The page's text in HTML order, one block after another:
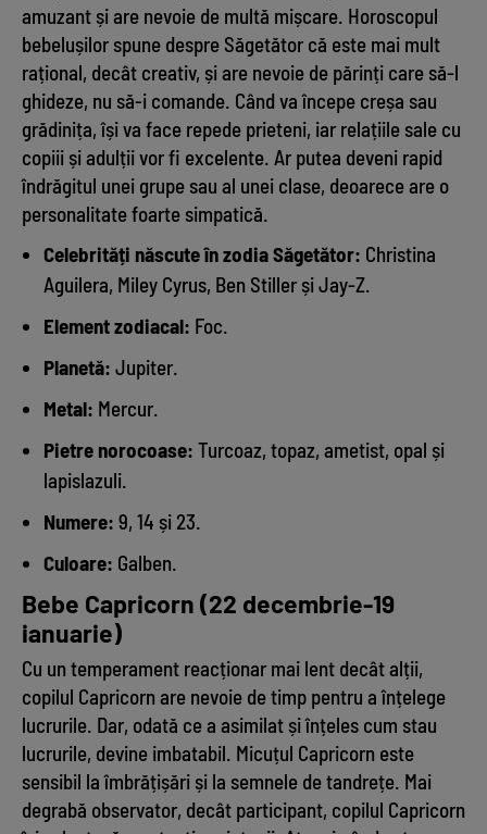
amuzant și are nevoie de multă mișcare. Horoscopul
bebelușilor spune despre Săgetător că este mai mult
rațional, decât creativ, și are nevoie de părinți care să-l
ghideze, nu să-i comande. Când va începe creșa sau
grădinița, își va face repede prieteni, iar relațiile sale cu
copiii și adulții vor fi excelente. Ar putea deveni rapid
îndrăgitul unei grupe sau al unei clase, deoarece are o
personalitate foarte simpatică.
Celebrități născute în zodia Săgetător: Christina
Aguilera, Miley Cyrus, Ben Stiller și Jay-Z.
Element zodiacal: Foc.
Planetă: Jupiter.
Metal: Mercur.
Pietre norocoase: Turcoaz, topaz, ametist, opal și
lapislazuli.
Numere: 9, 14 și 23.
Culoare: Galben.
Bebe Capricorn (22 decembrie-19
ianuarie)
Cu un temperament reacționar mai lent decât alții,
copilul Capricorn are nevoie de timp pentru a înțelege
lucrurile. Dar, odată ce a asimilat și înțeles cum stau
lucrurile, devine imbatabil. Micuțul Capricorn este
sensibil la îmbrățișări și la semnele de tandrețe. Mai
degrabă observator, decât participant, copilul Capricorn